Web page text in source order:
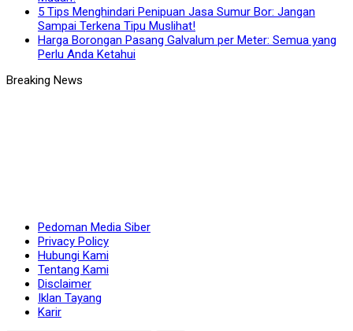
5 Tips Menghindari Penipuan Jasa Sumur Bor: Jangan
Sampai Terkena Tipu Muslihat!
Harga Borongan Pasang Galvalum per Meter: Semua yang
Perlu Anda Ketahui
Pedoman Media Siber
Privacy Policy
Hubungi Kami
Tentang Kami
Disclaimer
Iklan Tayang
Karir